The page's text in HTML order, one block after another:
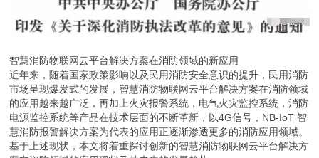
智慧消防物联网云平台解决方案在消防领域的新应用
近年来，随着国家政策影响以及民用消防安全意识的提升，民用消防
市场呈现爆发式的发展，智慧消防物联网云平台解决方案在消防领域
的应用越来越广泛，再加上火灾报警系统，电气火灾监控系统，消防
电源监控系统等产品在技术层面的不断革新，以4G信号，NB-IoT 智
慧消防报警解决方案为代表的应用正逐渐渗透更多的消防应用领域。
基于上述现状，本文将着重探讨创新的智慧消防物联网云平台解决方